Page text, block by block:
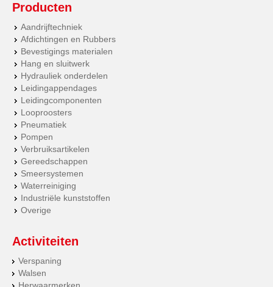
Producten
Aandrijftechniek
Afdichtingen en Rubbers
Bevestigings materialen
Hang en sluitwerk
Hydrauliek onderdelen
Leidingappendages
Leidingcomponenten
Looproosters
Pneumatiek
Pompen
Verbruiksartikelen
Gereedschappen
Smeersystemen
Waterreiniging
Industriële kunststoffen
Overige
Activiteiten
Verspaning
Walsen